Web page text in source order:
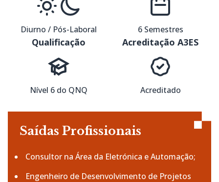
Diurno / Pós-Laboral 6 Semestres
Qualificação
Nível 6 do QNQ
Acreditação A3ES
Acreditado
Saídas Profissionais
Consultor na Área da Eletrónica e Automação;
Engenheiro de Desenvolvimento de Projetos